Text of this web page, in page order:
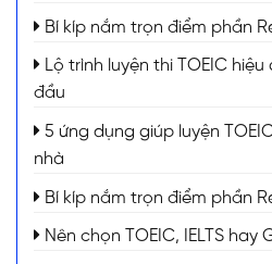
Bí kíp nắm trọn điểm phần
Lộ trình luyện thi TOEIC
đầu
5 ứng dụng giúp luyện
nhà
Bí kíp nắm trọn điểm phần
Nên chọn TOEIC, IELTS hay